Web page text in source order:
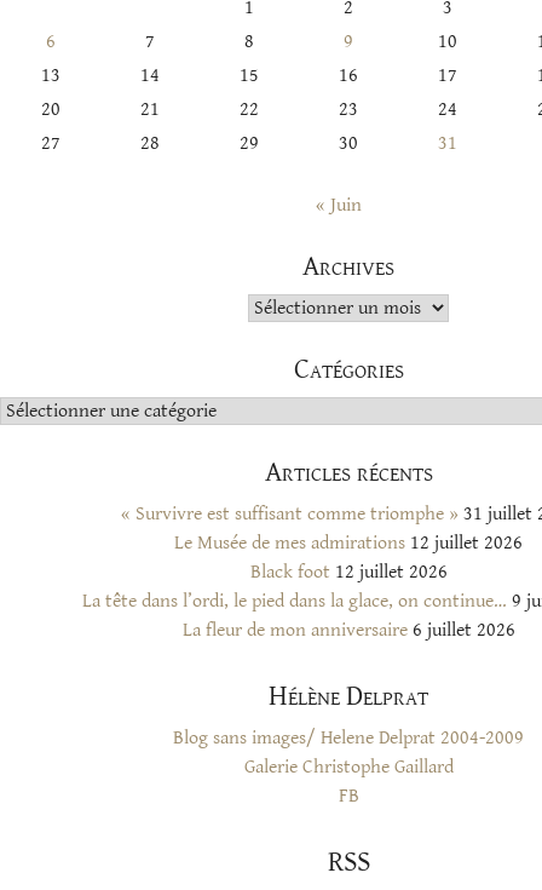
1 2
3
6
7 8 9 10
13
14 15 16 17
20
21 22 23 24
27
28 29 30 31
« Juin
Archives
Archives
Catégories
Catégories
Articles récents
« Survivre est suffisant comme triomphe » 31 juillet
Le Musée de mes admirations 12 juillet 2026
Black foot 12 juillet 2026
La tête dans l’ordi, le pied dans la glace, on continue… 9
La fleur de mon anniversaire 6 juillet 2026
Hélène Delprat
Blog sans images/ Helene Delprat 2004-2009
Galerie Christophe Gaillard
FB
RSS